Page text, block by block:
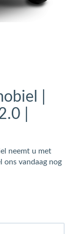
|
|
neemt u met
ons vandaag nog